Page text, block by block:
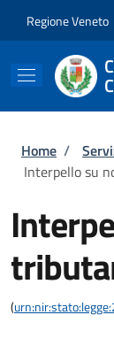
Regione Veneto
Home /
Interpello su
(